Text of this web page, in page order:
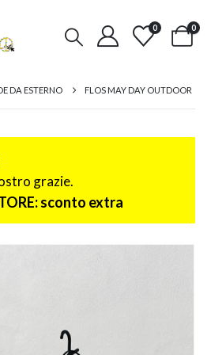
0 0
DA ESTERNO FLOS MAY DAY OUTDOOR
grazie.
sconto extra